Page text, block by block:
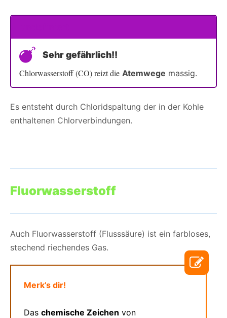
Sehr gefährlich!!
Chlorwasserstoff (CO) reizt die Atemwege massig.
Es entsteht durch Chloridspaltung der in der Kohle
enthaltenen Chlorverbindungen.
Fluorwasserstoff
Auch Fluorwasserstoff (Flusssäure) ist ein farbloses,
stechend riechendes Gas.
Merk’s dir!
Das chemische Zeichen von